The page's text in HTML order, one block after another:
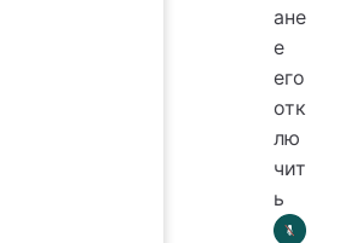
ане
е
его
отк
лю
чит
ь